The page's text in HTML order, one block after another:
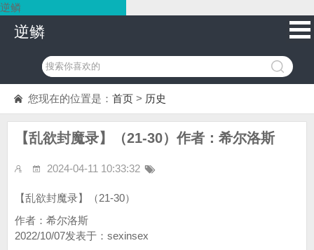
逆鳞
逆鳞
您现在的位置是： 首页 > 历史
【乱欲封魔录】（21-30）作者：希尔洛斯
2024-04-11 10:33:32
【乱欲封魔录】（21-30）
作者：希尔洛斯
2022/10/07发表于：sexinsex